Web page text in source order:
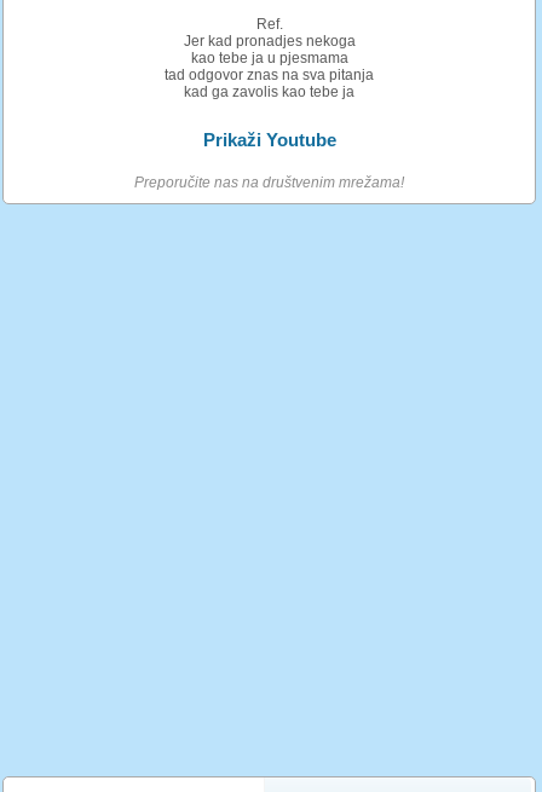
Ref.
Jer kad pronadjes nekoga
kao tebe ja u pjesmama
tad odgovor znas na sva pitanja
kad ga zavolis kao tebe ja
Prikaži Youtube
Preporučite nas na društvenim mrežama!